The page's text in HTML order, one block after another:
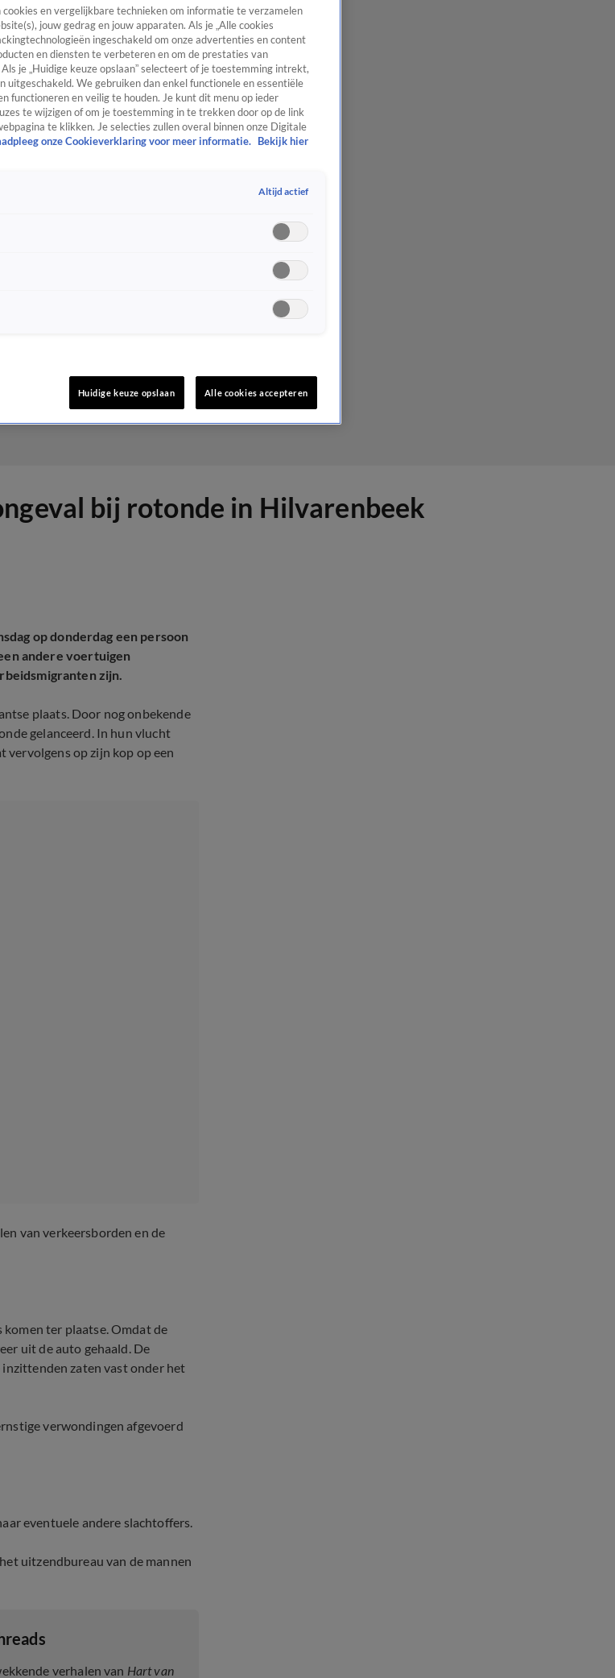
bij rotonde in Hilvarenbeek
op donderdag een persoon
andere voertuigen
zijn.
plaats. Door nog onbekende
gelanceerd. In hun vlucht
vervolgens op zijn kop op een
van verkeersborden en de
ter plaatse. Omdat de
uit de auto gehaald. De
zaten vast onder het
verwondingen afgevoerd
eventuele andere slachtoffers.
uitzendbureau van de mannen
verhalen van Hart van
en vergelijkbare technieken om informatie te verzamelen
jouw gedrag en jouw apparaten. Als je „Alle cookies
ingeschakeld om onze advertenties en content
en diensten te verbeteren en om de prestaties van
je „Huidige keuze opslaan” selecteert of je toestemming intrekt,
uitgeschakeld. We gebruiken dan enkel functionele en essentiële
functioneren en veilig te houden. Je kunt dit menu op ieder
te wijzigen of om je toestemming in te trekken door op de link
te klikken. Je selecties zullen overal binnen onze Digitale
onze Cookieverklaring voor meer informatie.
Bekijk hier
Altijd actief
Huidige keuze opslaan Alle cookies accepteren